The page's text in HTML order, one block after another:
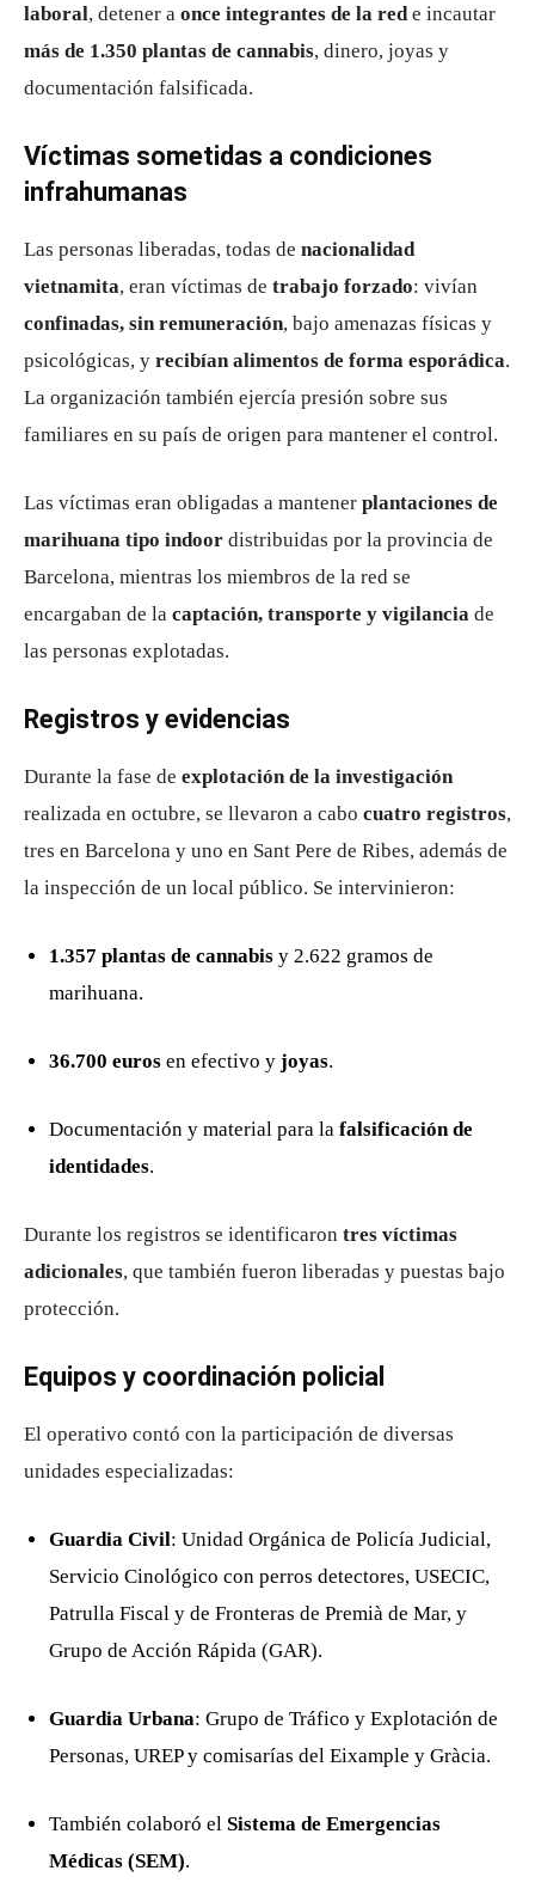
laboral, detener a once integrantes de la red e incautar
más de 1.350 plantas de cannabis, dinero, joyas y
documentación falsificada.
Víctimas sometidas a condiciones
infrahumanas
Las personas liberadas, todas de nacionalidad
vietnamita, eran víctimas de trabajo forzado: vivían
confinadas, sin remuneración, bajo amenazas físicas y
psicológicas, y recibían alimentos de forma esporádica.
La organización también ejercía presión sobre sus
familiares en su país de origen para mantener el control.
Las víctimas eran obligadas a mantener plantaciones de
marihuana tipo indoor distribuidas por la provincia de
Barcelona, mientras los miembros de la red se
encargaban de la captación, transporte y vigilancia de
las personas explotadas.
Registros y evidencias
Durante la fase de explotación de la investigación
realizada en octubre, se llevaron a cabo cuatro registros,
tres en Barcelona y uno en Sant Pere de Ribes, además de
la inspección de un local público. Se intervinieron:
1.357 plantas de cannabis y 2.622 gramos de
marihuana.
36.700 euros en efectivo y joyas.
Documentación y material para la falsificación de
identidades.
Durante los registros se identificaron tres víctimas
adicionales, que también fueron liberadas y puestas bajo
protección.
Equipos y coordinación policial
El operativo contó con la participación de diversas
unidades especializadas:
Guardia Civil: Unidad Orgánica de Policía Judicial,
Servicio Cinológico con perros detectores, USECIC,
Patrulla Fiscal y de Fronteras de Premià de Mar, y
Grupo de Acción Rápida (GAR).
Guardia Urbana: Grupo de Tráfico y Explotación de
Personas, UREP y comisarías del Eixample y Gràcia.
También colaboró el Sistema de Emergencias
Médicas (SEM).